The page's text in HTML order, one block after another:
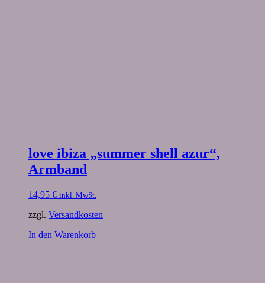
love ibiza „summer shell azur“,
Armband
14,95 € inkl. MwSt.
zzgl. Versandkosten
In den Warenkorb